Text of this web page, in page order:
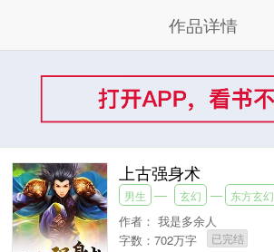
作品详情
上古强身术
男生 玄幻 东方玄幻
作者： 我是多余人
字数：702万字
已完结